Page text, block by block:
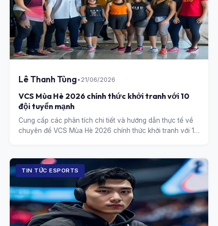
Lê Thanh Tùng • 21/06/2026
VCS Mùa Hè 2026 chính thức khởi tranh với 10
đội tuyển mạnh
Cung cấp các phân tích chi tiết và hướng dẫn thực tế về
chuyên đề VCS Mùa Hè 2026 chính thức khởi tranh với 10
TIN TỨC ESPORTS